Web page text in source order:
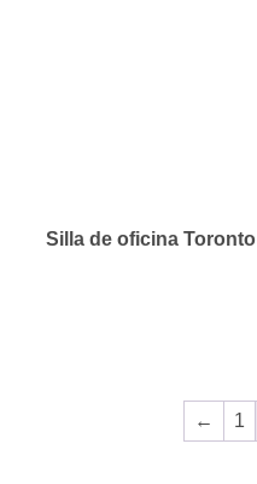
Silla de oficina Toronto
← 1